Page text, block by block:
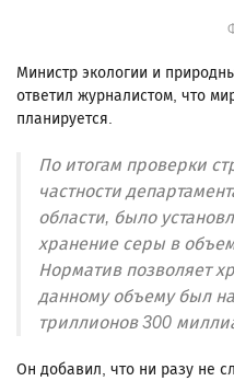
Министр экологии и
ответил журналистом, что
планируется.
По итогам проверки
частности
области, было
хранение серы в
Норматив позволяет
данному объему был
триллионов 300
Он добавил, что ни разу не